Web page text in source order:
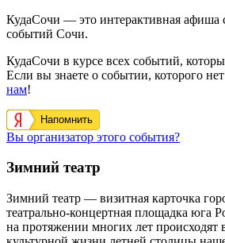
КудаСочи — это интерактивная афиша
событий Сочи.
КудаСочи в курсе всех событий,
Если вы знаете о событии, которого
нам!
Напомнить
Вы организатор этого события?
Зимний театр
Зимний театр — визитная карточка
театрально-концертная площадка юга
на протяжении многих лет